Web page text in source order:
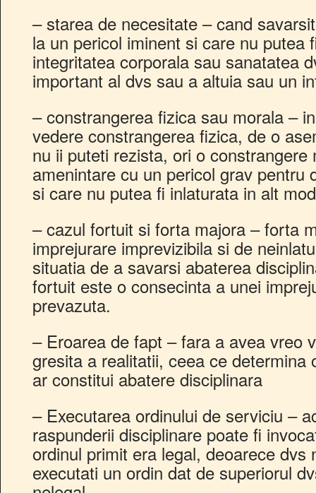
– starea de necesitate – cand
la un pericol iminent si care nu putea
integritatea corporala sau sanatatea
important al dvs sau a altuia sau un
– constrangerea fizica sau morala –
vedere constrangerea fizica, de o
nu ii puteti rezista, ori o constrangere
amenintare cu un pericol grav pentru
si care nu putea fi inlaturata in alt mod
– cazul fortuit si forta majora – forta
imprejurare imprevizibila si de
situatia de a savarsi abaterea
fortuit este o consecinta a unei
prevazuta.
– Eroarea de fapt – fara a avea vreo
gresita a realitatii, ceea ce determina
ar constitui abatere disciplinara
– Executarea ordinului de serviciu –
raspunderii disciplinare poate fi
ordinul primit era legal, deoarece dvs
executati un ordin dat de superiorul